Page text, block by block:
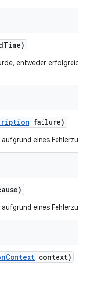
Time)
entweder erfolgreich
failure)
eines
eines
Context context)